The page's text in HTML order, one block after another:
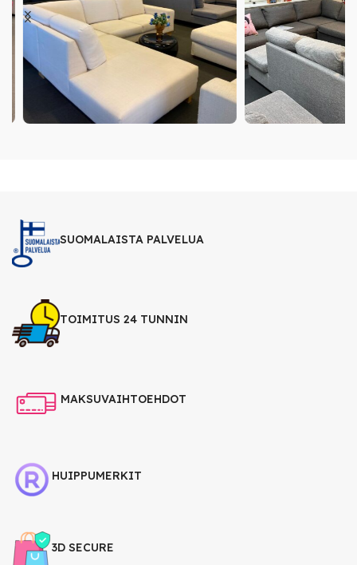
SUOMALAISTA PALVELUA
TOIMITUS 24 TUNNIN
MAKSUVAIHTOEHDOT
HUIPPUMERKIT
3D SECURE